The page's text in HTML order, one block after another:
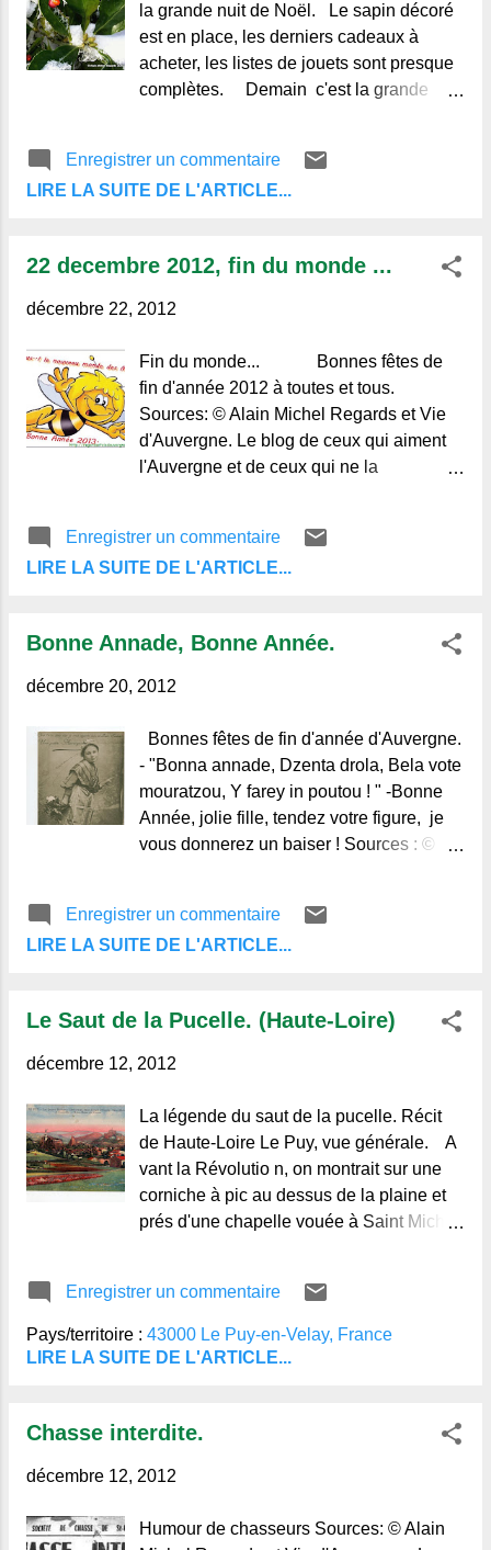
la grande nuit de Noël. Le sapin décoré
est en place, les derniers cadeaux à
acheter, les listes de jouets sont presque
complètes. Demain c'est la grande
étranges qu'utiles sont ressortis des
cartons, partout des boites et sachets de
toasts, la pauvre cuisinière, personnage
essentiel après le Père-Noël, a mille
Le temps passe si vite aux fourneaux, il
faut être partout et avoir l’œil ... et l'oreille.
Tout le monde court, envahi par le
"stress" ce nouveau fléau des temps
modernes qui n'affolait pas nos grands-
baptême, mariage, mais au...
Enregistrer un commentaire
LIRE LA SUITE DE L'ARTICLE...
22 decembre 2012, fin du monde ...
décembre 22, 2012
Fin du monde... Bonnes fêtes de
fin d'année 2012 à toutes et tous.
Sources: © Alain Michel Regards et Vie
d'Auvergne. Le blog de ceux qui aiment
l'Auvergne et de ceux qui ne la
Enregistrer un commentaire
LIRE LA SUITE DE L'ARTICLE...
Bonne Annade, Bonne Année.
décembre 20, 2012
Bonnes fêtes de fin d'année d'Auvergne.
- "Bonna annade, Dzenta drola, Bela vote
mouratzou, Y farey in poutou ! " -Bonne
Année, jolie fille, tendez votre figure, je
vous donnerez un baiser ! Sources : ©
l'Auvergne et de ceux qui ne la
connaissent pas.
Enregistrer un commentaire
LIRE LA SUITE DE L'ARTICLE...
Le Saut de la Pucelle. (Haute-Loire)
décembre 12, 2012
La légende du saut de la pucelle. Récit
de Haute-Loire Le Puy, vue générale. A
vant la Révolutio n, on montrait sur une
corniche à pic au dessus de la plaine et
prés d'une chapelle vouée à Saint Michel,
fille du Puy qui, en butte aux médisances
de ses voisins, s'était précipitée de là
dans la plaine, à 300 pieds au-dessous.
l'ayant poussé à une troisième tentative,
périt misérablement... Sources:
Sébillot, Gallica © Alain-Michel,
Enregistrer un commentaire
Pays/territoire : 43000 Le Puy-en-Velay, France
LIRE LA SUITE DE L'ARTICLE...
Chasse interdite.
décembre 12, 2012
Humour de chasseurs Sources: © Alain